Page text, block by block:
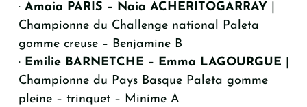
· Amaia PARIS – Naia ACHERITOGARRAY
Championne du Challenge national Paleta
gomme creuse – Benjamine B
· Emilie BARNETCHE – Emma LAGOURGUE
Championne du Pays Basque Paleta gomme
pleine – trinquet – Minime A